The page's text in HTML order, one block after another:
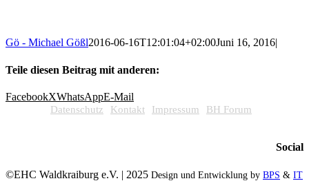
Gö - Michael Gößl2016-06-16T12:01:04+02:00Juni 16, 2016|
Teile diesen Beitrag mit anderen:
FacebookXWhatsAppE-Mail
Social
Datenschutz Kontakt Impressum BH Forum
©EHC Waldkraiburg e.V. | 2025 Design und Entwicklung by BPS & IT